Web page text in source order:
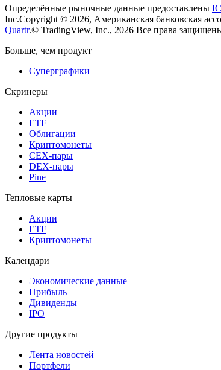
Определённые рыночные данные предоставлены
Inc.Copyright © 2026, Американская банковская
Quartr.© TradingView, Inc., 2026 Все права
Больше, чем продукт
Суперграфики
Скринеры
Акции
ETF
Облигации
Криптомонеты
CEX-пары
DEX-пары
Pine
Тепловые карты
Акции
ETF
Криптомонеты
Календари
Экономические данные
Прибыль
Дивиденды
IPO
Другие продукты
Лента новостей
Портфели